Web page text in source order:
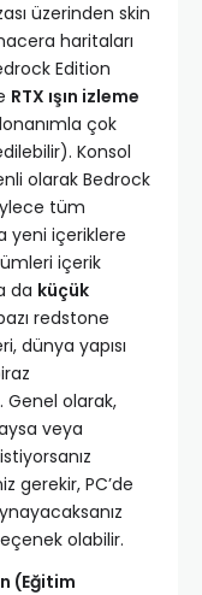
üzerinden skin
haritaları
Edition
RTX ışın izleme
çok
Konsol
olarak Bedrock
tüm
yeni içeriklere
içerik
da küçük
redstone
dünya yapısı
Genel olarak,
veya
gerekir, PC’de
olabilir.
(Eğitim